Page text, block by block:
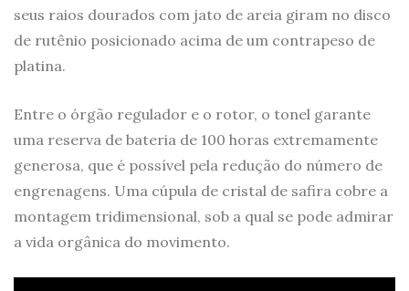
seus raios dourados com jato de areia giram no disco
de rutênio posicionado acima de um contrapeso de
platina.
Entre o órgão regulador e o rotor, o tonel garante
uma reserva de bateria de 100 horas extremamente
generosa, que é possível pela redução do número de
engrenagens. Uma cúpula de cristal de safira cobre a
montagem tridimensional, sob a qual se pode admirar
a vida orgânica do movimento.